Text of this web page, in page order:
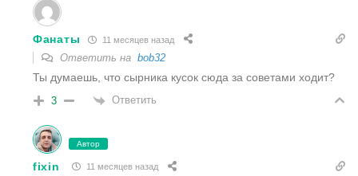
Фанаты 11 месяцев назад
Ответить на bob32
Ты думаешь, что сырника кусок сюда за советами ходит?
3 Ответить
Автор
fixin 11 месяцев назад